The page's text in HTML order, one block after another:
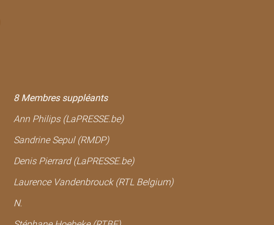
8 Membres suppléants
Ann Philips (LaPRESSE.be)
Sandrine Sepul (RMDP)
Denis Pierrard (LaPRESSE.be)
Laurence Vandenbrouck (RTL Belgium)
N.